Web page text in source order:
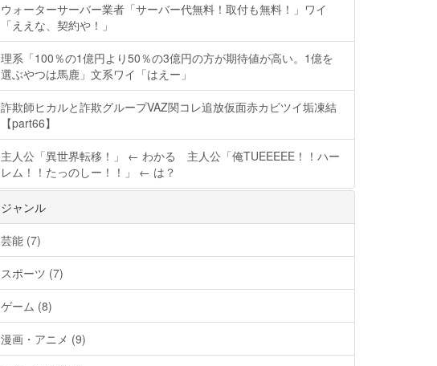
ウォーターサーバー業者「サーバー代無料！取付も無料！」ワイ
「ええな、契約や！」
理系「100％の1億円より50％の3億円の方が期待値が高い。1億を
選ぶやつは馬鹿」文系ワイ「はえー」
詐欺師ヒカルと詐欺グループVAZ関コレ追放仮面赤カビツイ垢凍結
【part66】
主人公「異世界転移！」 ← わかる 主人公「俺TUEEEEE！！ハー
レム！！たっのしー！！」 ← は？
ジャンル
芸能 (7)
スポーツ (7)
ゲーム (8)
漫画・アニメ (9)